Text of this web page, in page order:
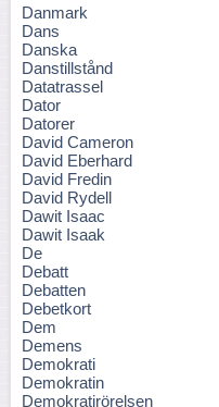
Danmark
Dans
Danska
Danstillstånd
Datatrassel
Dator
Datorer
David Cameron
David Eberhard
David Fredin
David Rydell
Dawit Isaac
Dawit Isaak
De
Debatt
Debatten
Debetkort
Dem
Demens
Demokrati
Demokratin
Demokratirörelsen